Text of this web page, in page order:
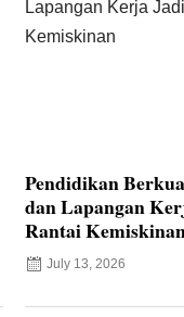
Pendidikan
dan Lapangan
Rantai
July 13, 2026